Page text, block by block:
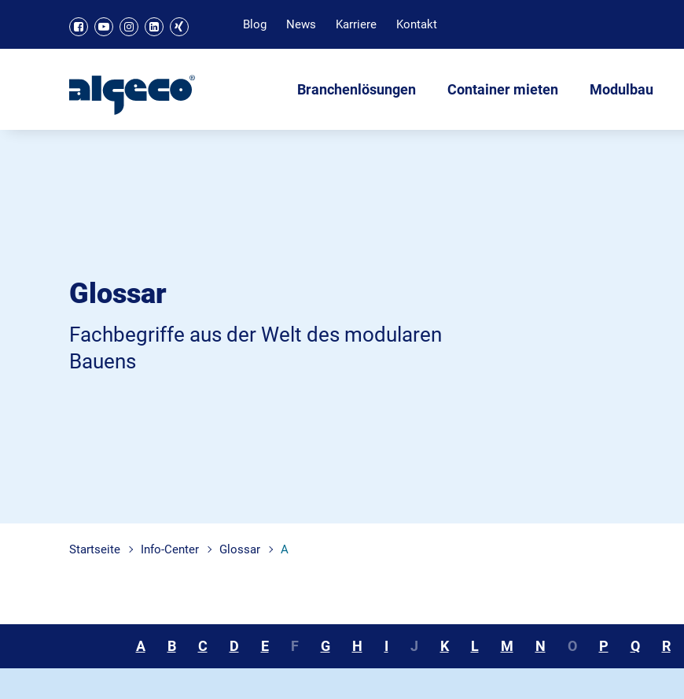
Blog News Karriere Kontakt
Branchenlösungen Container mieten Modulbau
Glossar
Fachbegriffe aus der Welt des modularen
Bauens
Startseite Info-Center Glossar A
A B C D E F G H I J K L M N O P Q R